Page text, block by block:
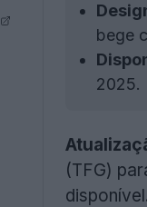
bege
2025.
(TFG)